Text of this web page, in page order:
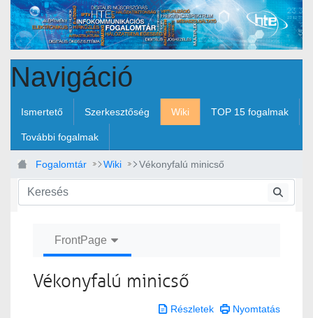
Ugrás a fő tartalomhoz
Navigáció
Ismertető Szerkesztőség Wiki TOP 15 fogalmak
További fogalmak
Fogalomtár Wiki Vékonyfalú minicső
FrontPage
Vékonyfalú minicső
Részletek Nyomtatás